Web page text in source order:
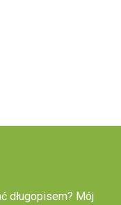
długopisem? Mój